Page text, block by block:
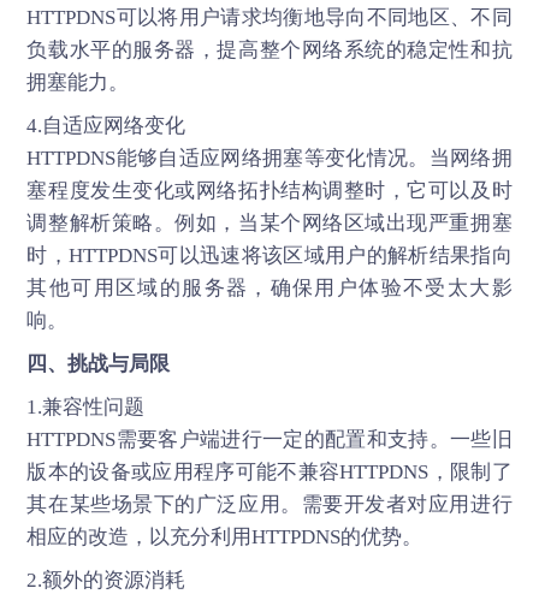
HTTPDNS可以将用户请求均衡地导向不同地区、不同
负载水平的服务器，提高整个网络系统的稳定性和抗
拥塞能力。
4.自适应网络变化
HTTPDNS能够自适应网络拥塞等变化情况。当网络拥
塞程度发生变化或网络拓扑结构调整时，它可以及时
调整解析策略。例如，当某个网络区域出现严重拥塞
时，HTTPDNS可以迅速将该区域用户的解析结果指向
其他可用区域的服务器，确保用户体验不受太大影
响。
四、挑战与局限
1.兼容性问题
HTTPDNS需要客户端进行一定的配置和支持。一些旧
版本的设备或应用程序可能不兼容HTTPDNS，限制了
其在某些场景下的广泛应用。需要开发者对应用进行
相应的改造，以充分利用HTTPDNS的优势。
2.额外的资源消耗